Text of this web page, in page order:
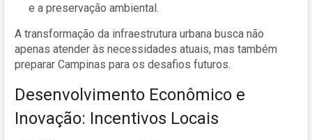
e a preservação ambiental.
A transformação da infraestrutura urbana busca não
apenas atender às necessidades atuais, mas também
preparar Campinas para os desafios futuros.
Desenvolvimento Econômico e
Inovação: Incentivos Locais